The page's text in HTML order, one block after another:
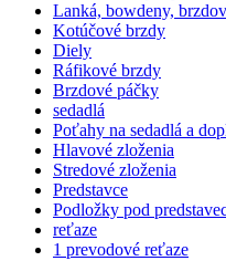
Lanká, bowdeny,
Kotúčové brzdy
Diely
Ráfikové brzdy
Brzdové páčky
sedadlá
Poťahy na sedadlá a
Hlavové zloženia
Stredové zloženia
Predstavce
Podložky pod
reťaze
1 prevodové reťaze